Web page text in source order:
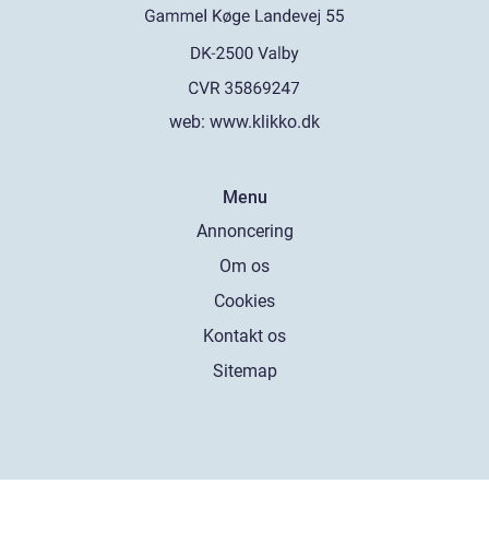
web: www.klikko.dk
Menu
Annoncering
Om os
Cookies
Kontakt os
Sitemap